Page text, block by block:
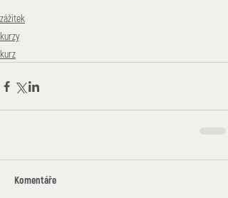
zážitek
kurzy
kurz
Komentáře